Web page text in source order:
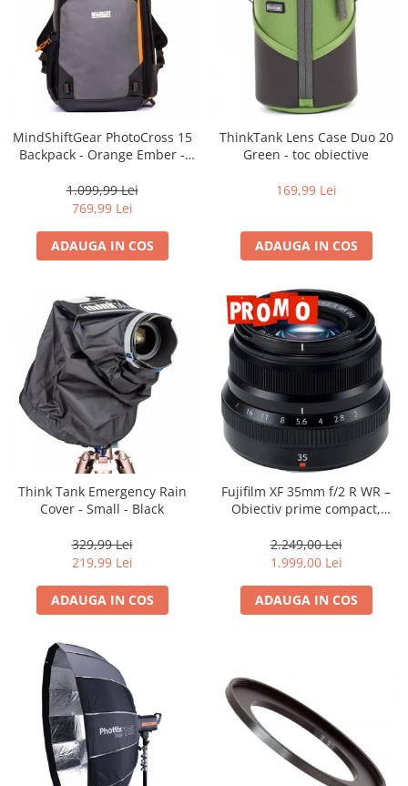
MindShiftGear PhotoCross 15
Backpack - Orange Ember -
1.099,99 Lei
769,99 Lei
ADAUGA IN COS
ThinkTank Lens Case Duo 20
Green - toc obiective
169,99 Lei
ADAUGA IN COS
Think Tank Emergency Rain
Cover - Small - Black
329,99 Lei
219,99 Lei
ADAUGA IN COS
Fujifilm XF 35mm f/2 R WR –
Obiectiv prime compact,
intemperii pentru fotografie
de zi cu zi
2.249,00 Lei
1.999,00 Lei
ADAUGA IN COS